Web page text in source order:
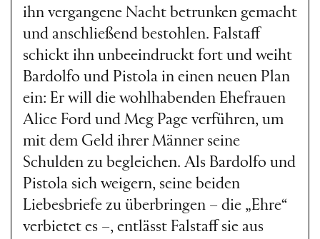
Verweisen und Versmaßen
spielenden Text von Arrigo
Boito schuf Verdi eine
detailreich
durchkomponierte Partitur
voll lebendiger Leichtigkeit
und Tiefe, durchsetzt von
melancholischen und
ihn vergangene Nacht betrunken gemacht
und anschließend bestohlen. Falstaff
schickt ihn unbeeindruckt fort und weiht
Bardolfo und Pistola in einen neuen Plan
ein: Er will die wohlhabenden Ehefrauen
Alice Ford und Meg Page verführen, um
mit dem Geld ihrer Männer seine
Schulden zu begleichen. Als Bardolfo und
Pistola sich weigern, seine beiden
Liebesbriefe zu überbringen – die „Ehre“
verbietet es –, entlässt Falstaff sie aus